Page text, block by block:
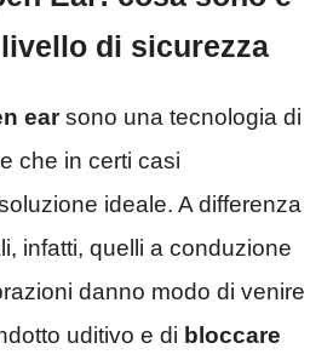
di sicurezza
earsono una tecnologia di
che in certi casi
ideale. A differenza
infatti, quelli a conduzione
danno modo di venire
uditivo e di bloccare